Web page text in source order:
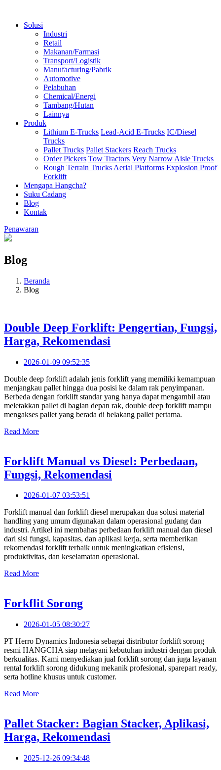
Solusi
Industri
Retail
Makanan/Farmasi
Transport/Logistik
Manufacturing/Pabrik
Automotive
Pelabuhan
Chemical/Energi
Tambang/Hutan
Lainnya
Produk
Lithium E-Trucks Lead-Acid E-Trucks IC/Diesel
Trucks
Pallet Trucks Pallet Stackers Reach Trucks
Order Pickers Tow Tractors Very Narrow Aisle Trucks
Rough Terrain Trucks Aerial Platforms Explosion Proof
Forklift
Mengapa Hangcha?
Suku Cadang
Blog
Kontak
Penawaran
Blog
Beranda
Blog
Double Deep Forklift: Pengertian, Fungsi,
Harga, Rekomendasi
2026-01-09 09:52:35
Double deep forklift adalah jenis forklift yang memiliki kemampuan
menjangkau pallet hingga dua posisi ke dalam rak penyimpanan.
Berbeda dengan forklift standar yang hanya dapat mengambil atau
meletakkan pallet di bagian depan rak, double deep forklift mampu
mengakses pallet yang berada di belakang pallet pertama.
Read More
Forklift Manual vs Diesel: Perbedaan,
Fungsi, Rekomendasi
2026-01-07 03:53:51
Forklift manual dan forklift diesel merupakan dua solusi material
handling yang umum digunakan dalam operasional gudang dan
industri. Artikel ini membahas perbedaan forklift manual dan diesel
dari sisi fungsi, kapasitas, dan aplikasi kerja, serta memberikan
rekomendasi forklift terbaik untuk meningkatkan efisiensi,
produktivitas, dan keselamatan operasional.
Read More
Forkflit Sorong
2026-01-05 08:30:27
PT Herro Dynamics Indonesia sebagai distributor forklift sorong
resmi HANGCHA siap melayani kebutuhan industri dengan produk
berkualitas. Kami menyediakan jual forklift sorong dan juga layanan
rental forklift sorong didukung mekanik profesional, sparepart ready,
serta hotline khusus untuk customer.
Read More
Pallet Stacker: Bagian Stacker, Aplikasi,
Harga, Rekomendasi
2025-12-26 09:34:48